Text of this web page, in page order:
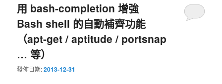
用 bash-completion 增強
Bash shell 的自動補齊功能
（apt-get / aptitude / portsnap
… 等）
發佈日期:2013-12-31